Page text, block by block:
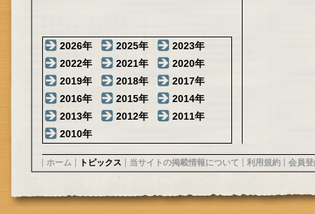
2026年 2025年
2023年
2022年
2021年
2020年
2019年
2018年
2017年
2016年
2015年
2014年
2013年
2012年
2011年
2010年
ホーム トピックス 当サイトの掲載情報について 利用規約 会員